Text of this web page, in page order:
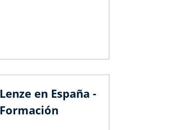
Lenze en España -
Formación